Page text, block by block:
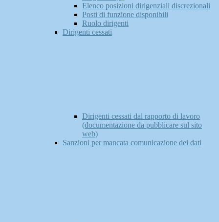
Elenco posizioni dirigenziali discrezionali
Posti di funzione disponibili
Ruolo dirigenti
Dirigenti cessati
Dirigenti cessati dal rapporto di lavoro
(documentazione da pubblicare sul sito
web)
Sanzioni per mancata comunicazione dei dati